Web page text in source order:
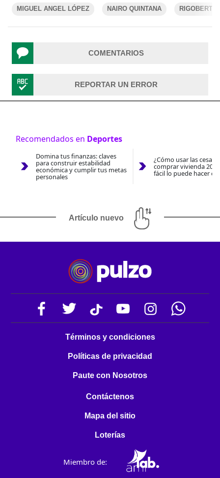
MIGUEL ANGEL LÓPEZ NAIRO QUINTANA RIGOBERTO
COMENTARIOS
REPORTAR UN ERROR
Recomendados en Deportes
Domina tus finanzas: claves
para construir estabilidad
económica y cumplir tus metas
personales
¿Cómo usar las
comprar vivienda
fácil lo puede hacer
Artículo nuevo
Términos y condiciones
Políticas de privacidad
Paute con Nosotros
Contáctenos
Mapa del sitio
Loterías
Miembro de: